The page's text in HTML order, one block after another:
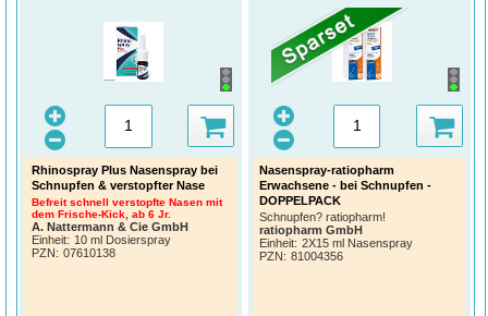
Rhinospray Plus Nasenspray bei
Schnupfen & verstopfter Nase
Befreit schnell verstopfte Nasen mit
dem Frische-Kick, ab 6 Jr.
A. Nattermann & Cie GmbH
Einheit: 10 ml Dosierspray
PZN: 07610138
Nasenspray-ratiopharm
Erwachsene - bei Schnupfen -
DOPPELPACK
Schnupfen? ratiopharm!
ratiopharm GmbH
Einheit: 2X15 ml Nasenspray
PZN: 81004356